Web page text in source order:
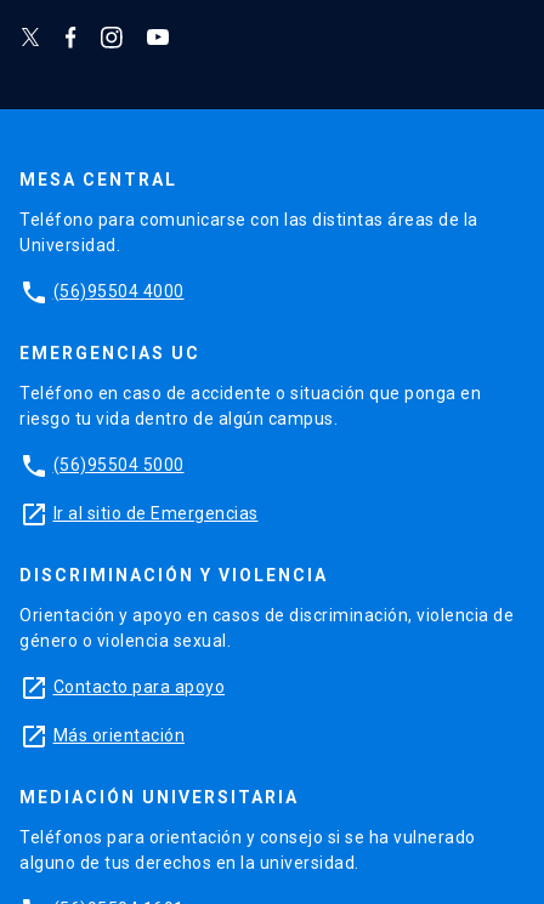
MESA CENTRAL
Teléfono para comunicarse con las distintas áreas de la
Universidad.
phone (56)95504 4000
EMERGENCIAS UC
Teléfono en caso de accidente o situación que ponga en
riesgo tu vida dentro de algún campus.
phone (56)95504 5000
launch Ir al sitio de Emergencias
DISCRIMINACIÓN Y VIOLENCIA
Orientación y apoyo en casos de discriminación, violencia de
género o violencia sexual.
launch Contacto para apoyo
launch Más orientación
MEDIACIÓN UNIVERSITARIA
Teléfonos para orientación y consejo si se ha vulnerado
alguno de tus derechos en la universidad.